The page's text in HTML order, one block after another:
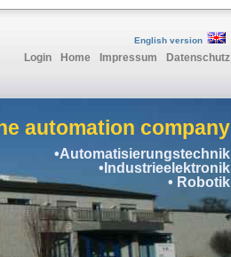
English version
Login Home Impressum Datenschutz
automation company
•Automatisierungstechnik
•Industrieelektronik
• Robotik